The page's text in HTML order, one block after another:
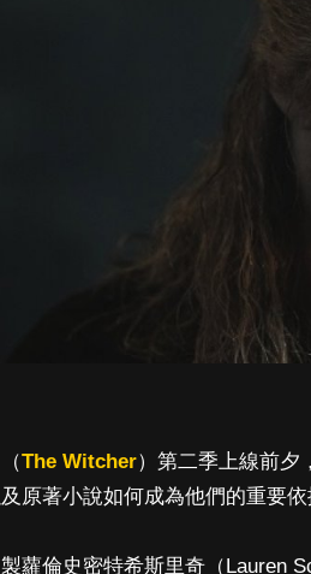
The Witcher）第二季上線前夕
原著小說如何成為他們的重要依
蘿倫史密特希斯里奇（Lauren